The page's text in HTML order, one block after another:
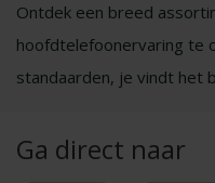
Ontdek een breed
hoofdtelefoonervaring te
standaarden, je vindt het
Ga direct naar